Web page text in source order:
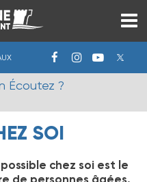
Écoutez ?
SOI
chez soi est le
de personnes âgées.